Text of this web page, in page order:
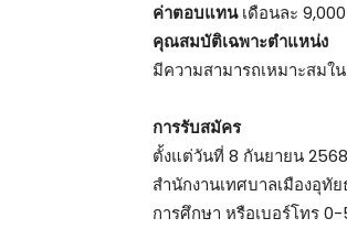
ค่าตอบแทนเดือนละ
คุณสมบัติเฉพาะตำแหน่ง
มีความสามารถเหมาะสม
การรับสมัคร
ตั้งแต่วันที่ 8 กันยายน
สำนักงานเทศบาลเมืองอุทั
การศึกษา หรือเบอร์โทร